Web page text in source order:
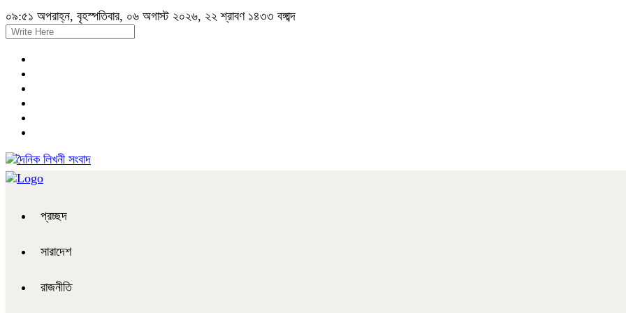
০৯:৫১ অপরাহ্ন, বৃহস্পতিবার, ০৬ অগাস্ট ২০২৬, ২২ শ্রাবণ ১৪৩৩ বঙ্গাব্দ
প্রচ্ছদ
সারাদেশ
রাজনীতি